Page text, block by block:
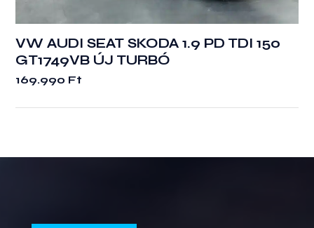
VW AUDI SEAT SKODA 1.9 PD TDI 150
GT1749VB ÚJ TURBÓ
169.990 Ft